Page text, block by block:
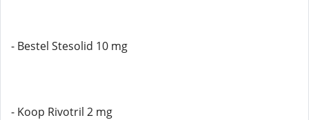
- Bestel Stesolid 10 mg
- Koop Rivotril 2 mg